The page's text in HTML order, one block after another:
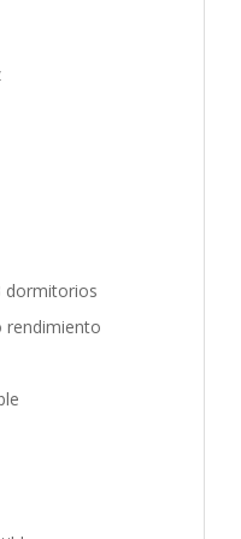
dormitorios
rendimiento